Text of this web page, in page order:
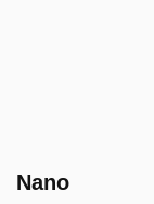
Nano